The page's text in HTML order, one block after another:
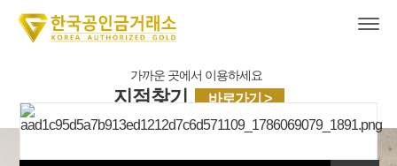
가까운 곳에서 이용하세요
지점찾기 바로가기 >